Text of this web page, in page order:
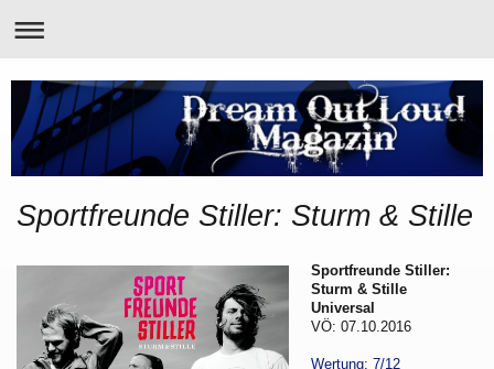
Sportfreunde Stiller: Sturm & Stille
Sportfreunde Stiller:
Sturm & Stille
Universal
VÖ: 07.10.2016
Wertung: 7/12